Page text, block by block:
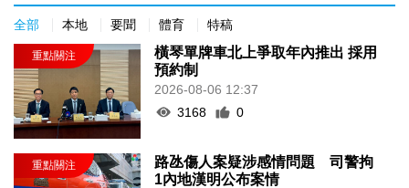
全部 本地 要聞 體育 特稿
橫琴單牌車北上爭取年內推出 採用
預約制
2026-08-06 12:37
3168
0
路氹傷人案疑涉感情問題 司警拘
1內地漢明公布案情